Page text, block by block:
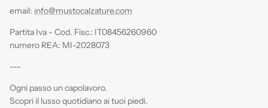
email: info@mustocalzature.com
Partita Iva - Cod. Fisc.: IT08456260960
numero REA: MI-2028073
---
Ogni passo un capolavoro.
Scopri il lusso quotidiano ai tuoi piedi.